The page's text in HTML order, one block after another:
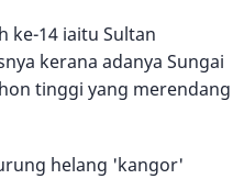
ke-14 iaitu Sultan
kerana adanya Sungai
tinggi yang merendang
helang 'kangor'